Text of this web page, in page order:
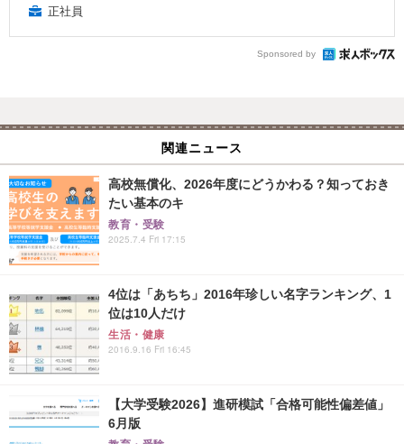
正社員
Sponsored by
関連ニュース
高校無償化、2026年度にどうかわる？知っておき
たい基本のキ
教育・受験
2025.7.4 Fri 17:15
4位は「あちち」2016年珍しい名字ランキング、1
位は10人だけ
生活・健康
2016.9.16 Fri 16:45
【大学受験2026】進研模試「合格可能性偏差値」
6月版